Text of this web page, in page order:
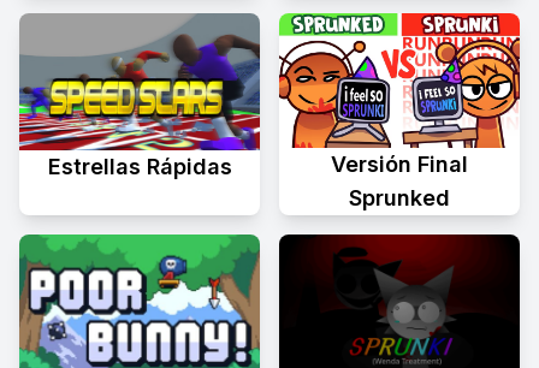
Estrellas Rápidas
Versión Final
Sprunked